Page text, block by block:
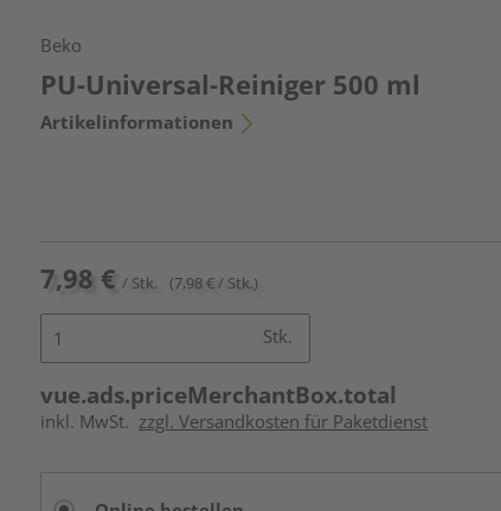
Beko
PU-Universal-Reiniger 500 ml
Artikelinformationen
7,98 € / Stk. (7,98 € / Stk.)
Stk.
vue.ads.priceMerchantBox.total
inkl. MwSt. zzgl. Versandkosten für Paketdienst